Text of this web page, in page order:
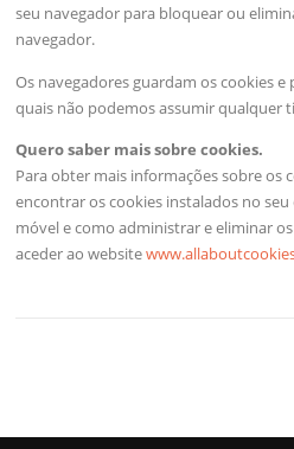
seu navegador para bloquear ou
navegador.
Os navegadores guardam os cookies
quais não podemos assumir qualquer
Quero saber mais sobre cookies.
Para obter mais informações sobre os
encontrar os cookies instalados no
móvel e como administrar e eliminar
aceder ao website